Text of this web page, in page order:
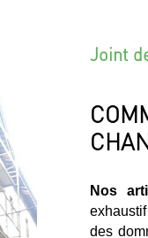
Joint
Nos
des